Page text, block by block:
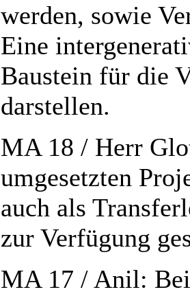
werden, sowie
Eine
Baustein für die
darstellen.
MA 18 / Herr
umgesetzten
auch als
zur Verfügung
MA 17 / Anil: